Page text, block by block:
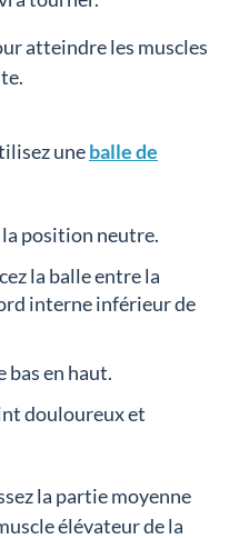
atteindre les muscles
uneballe de
la position neutre.
la balle entre la
interne inférieur de
en haut.
douloureux et
la partie moyenne
élévateur de la